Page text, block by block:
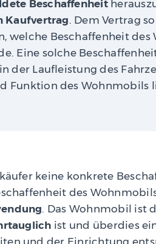
Beschaffenheit
Kaufvertrag. Dem Vertrag
welche Beschaffenheit
Eine solche
der Laufleistung des
Funktion des Wohnmobils
keine konkrete
des
. Das Wohnmobil ist
ist und überdies
und der Einrichtung